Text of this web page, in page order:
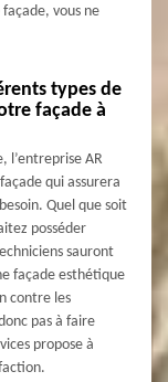
vous ne
types de
façade à
l’entreprise AR
qui assurera
Quel que soit
posséder
sauront
façade esthétique
contre les
pas à faire
propose à